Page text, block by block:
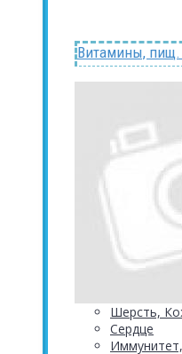
Витамины,
Шерсть,
Сердце